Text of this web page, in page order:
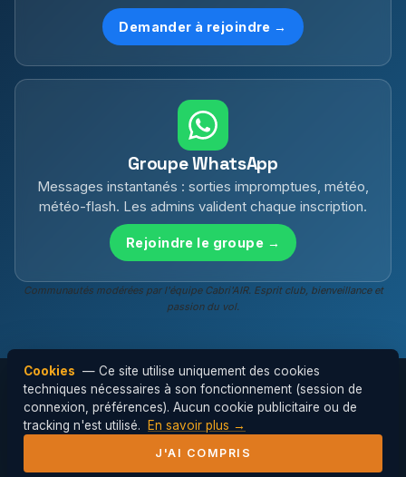
Demander à rejoindre →
Groupe WhatsApp
Messages instantanés : sorties impromptues, météo,
météo-flash. Les admins valident chaque inscription.
Rejoindre le groupe →
Communautés modérées par l'équipe Cabri'AIR. Esprit club, bienveillance et
passion du vol.
© 2026 Cabri'AIR — Club de parapente de
l'Hérault ·Mentions légales
Cookies — Ce site utilise uniquement des cookies
techniques nécessaires à son fonctionnement (session de
connexion, préférences). Aucun cookie publicitaire ou de
tracking n'est utilisé.
En savoir plus →
J'AI COMPRIS